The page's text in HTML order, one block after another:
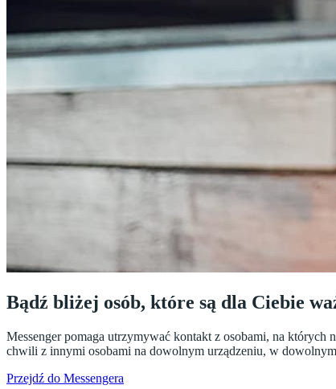
Bądź bliżej osób, które są dla Ciebie
Messenger pomaga utrzymywać kontakt z osobami, na których
chwili z innymi osobami na dowolnym urządzeniu, w
Przejdź do Messengera